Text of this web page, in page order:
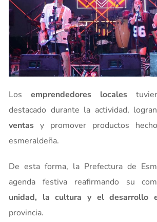
Losemprendedores locales
destacado durante la actividad,
ventas y promover productos
esmeraldeña.
De esta forma, la Prefectura de
agenda festiva reafirmando su
unidad, la cultura y el desarrollo
provincia.